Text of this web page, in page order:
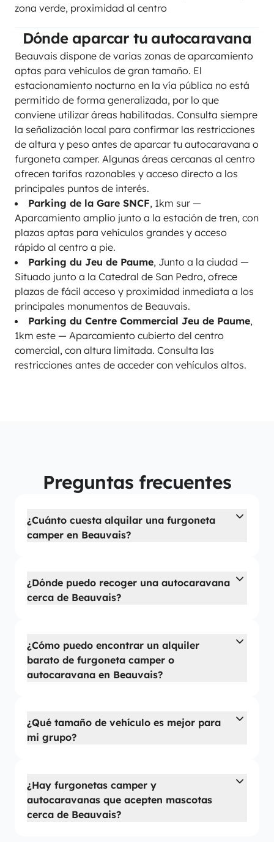
zona verde, proximidad al centro
Dónde aparcar tu autocaravana
Beauvais dispone de varias zonas de aparcamiento
aptas para vehículos de gran tamaño. El
estacionamiento nocturno en la vía pública no está
permitido de forma generalizada, por lo que
conviene utilizar áreas habilitadas. Consulta siempre
la señalización local para confirmar las restricciones
de altura y peso antes de aparcar tu autocaravana o
furgoneta camper. Algunas áreas cercanas al centro
ofrecen tarifas razonables y acceso directo a los
principales puntos de interés.
Parking de la Gare SNCF, 1km sur —
Aparcamiento amplio junto a la estación de tren, con
plazas aptas para vehículos grandes y acceso
rápido al centro a pie.
Parking du Jeu de Paume, Junto a la ciudad —
Situado junto a la Catedral de San Pedro, ofrece
plazas de fácil acceso y proximidad inmediata a los
principales monumentos de Beauvais.
Parking du Centre Commercial Jeu de Paume,
1km este — Aparcamiento cubierto del centro
comercial, con altura limitada. Consulta las
restricciones antes de acceder con vehículos altos.
Preguntas frecuentes
¿Cuánto cuesta alquilar una furgoneta
camper en Beauvais?
¿Dónde puedo recoger una autocaravana
cerca de Beauvais?
¿Cómo puedo encontrar un alquiler
barato de furgoneta camper o
autocaravana en Beauvais?
¿Qué tamaño de vehículo es mejor para
mi grupo?
¿Hay furgonetas camper y
autocaravanas que acepten mascotas
cerca de Beauvais?